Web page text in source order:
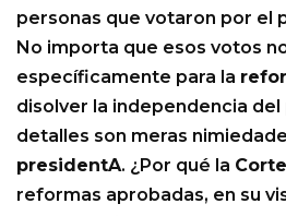
personas que votaron por el
No importa que esos votos
específicamente para la
disolver la independencia
detalles son meras
presidentA. ¿Por qué la Corte
reformas aprobadas, en su